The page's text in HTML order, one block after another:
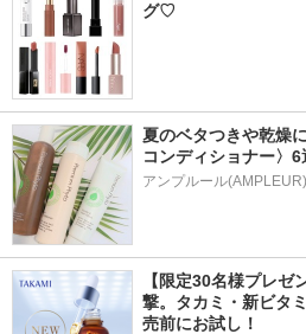
グ♡
夏のベタつきや乾燥
コンディショナー〉
アンプルール(AMPLEUR)
【限定30名様プレゼ
撃。タカミ・新ビタ
売前にお試し！